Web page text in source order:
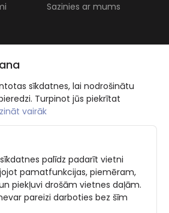
sīkdatnes, lai nodrošinātu
Turpinot jūs piekrītat
vairāk
palīdz padarīt vietni
pamatfunkcijas, piemēram,
piekļuvi drošām vietnes daļām.
pareizi darboties bez šīm
Sazinies ar mums
kvalificētu darba ņēmēju piesaistei.
pakalpojuma izstrāde, kas
digitalizēt uzņēmuma procesus.
lietotņu un pašapkalpošanās
rezultatā plānota
izveide pakalpojumu